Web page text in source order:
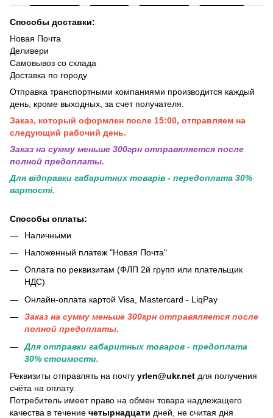
Способы доставки:
Новая Почта
Деливери
Самовывоз со склада
Доставка по городу
Отправка транспортными компаниями производится каждый
день, кроме выходных, за счет получателя.
Заказ, который оформлен после 15:00, отправляем на
следующий рабочий день.
Заказ на сумму меньше 300грн отправяляется после
полной предоплаты.
Для відправки габаритних товарів - передоплата 30%
вартості.
Способы оплаты:
Наличными
Наложенный платеж "Новая Почта"
Оплата по реквизитам (ФЛП 2й групп или плательщик
НДС)
Онлайн-оплата картой Visa, Mastercard - LiqPay
Заказ на сумму меньше 300грн отправяляется после
полной предоплаты.
Для отправки габаритных товаров - предоплата
30% стоимости.
Реквизиты отправлять на почту yrlen@ukr.net для получения
счёта на оплату.
Потребитель имеет право на обмен товара надлежащего
качества в течение четырнадцати дней, не считая дня